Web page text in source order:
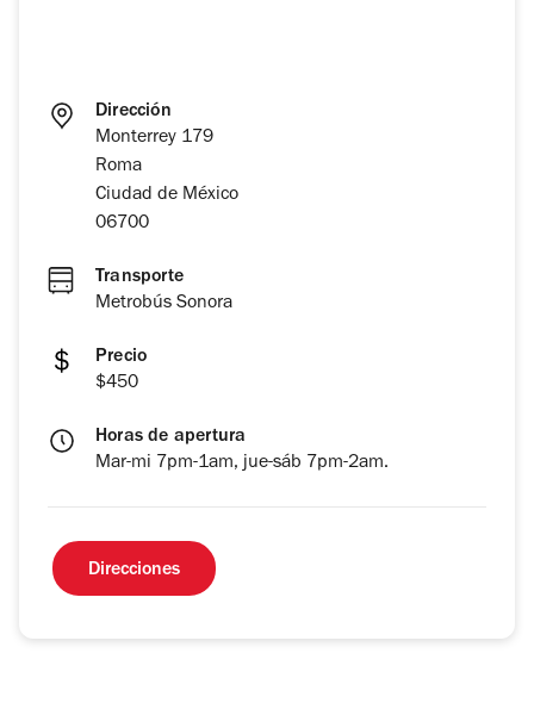
Dirección
Monterrey 179
Roma
Ciudad de México
06700
Transporte
Metrobús Sonora
Precio
$450
Horas de apertura
Mar-mi 7pm-1am, jue-sáb 7pm-2am.
Direcciones